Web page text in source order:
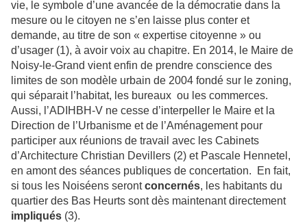
vie, le symbole d’une avancée de la démocratie dans la
mesure ou le citoyen ne s’en laisse plus conter et
demande, au titre de son « expertise citoyenne » ou
d’usager (1), à avoir voix au chapitre. En 2014, le Maire de
Noisy-le-Grand vient enfin de prendre conscience des
limites de son modèle urbain de 2004 fondé sur le zoning,
qui séparait l’habitat, les bureaux ou les commerces.
Aussi, l’ADIHBH-V ne cesse d’interpeller le Maire et la
Direction de l’Urbanisme et de l’Aménagement pour
participer aux réunions de travail avec les Cabinets
d’Architecture Christian Devillers (2) et Pascale Hennetel,
en amont des séances publiques de concertation. En fait,
si tous les Noiséens serontconcernés, les habitants du
quartier des Bas Heurts sont dès maintenant directement
impliqués (3).